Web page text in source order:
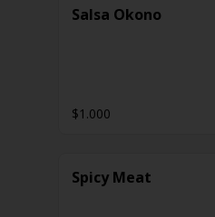
Salsa Okono
$1.000
Spicy Meat